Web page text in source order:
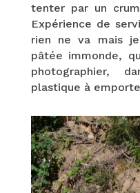
tenter par un
Expérience de
rien ne va mais
pâtée immonde,
photographier,
plastique à